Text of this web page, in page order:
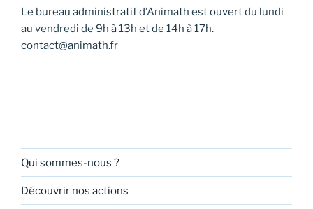
Le bureau administratif d’Animath est ouvert du lundi
au vendredi de 9h à 13h et de 14h à 17h.
contact@animath.fr
Qui sommes-nous ?
Découvrir nos actions